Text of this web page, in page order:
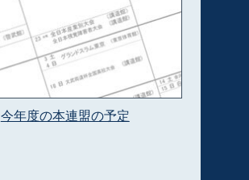
今年度の本連盟の予定